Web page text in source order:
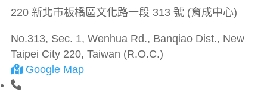
220 新北市板橋區文化路一段 313 號 (育成中心)
No.313, Sec. 1, Wenhua Rd., Banqiao Dist., New
Taipei City 220, Taiwan (R.O.C.)
Google Map